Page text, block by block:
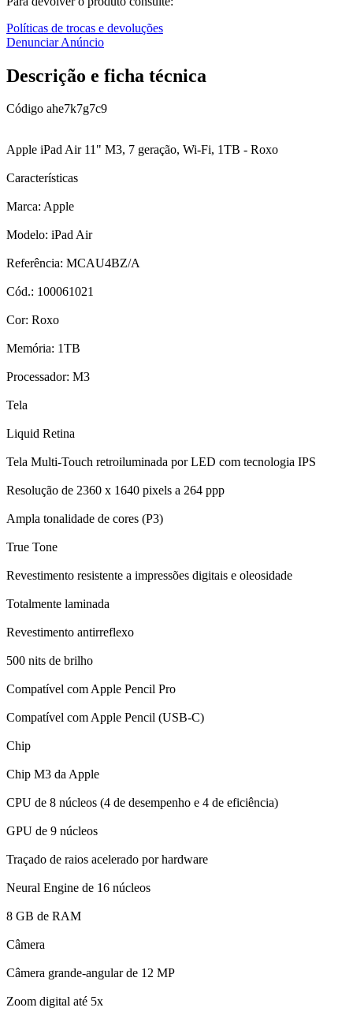
Políticas de trocas e devoluções
Denunciar Anúncio
Descrição e ficha técnica
Código ahe7k7g7c9
Apple iPad Air 11" M3, 7 geração, Wi-Fi, 1TB - Roxo
Características
Marca: Apple
Modelo: iPad Air
Referência: MCAU4BZ/A
Cód.: 100061021
Cor: Roxo
Memória: 1TB
Processador: M3
Tela
Liquid Retina
Tela Multi-Touch retroiluminada por LED com tecnologia IPS
Resolução de 2360 x 1640 pixels a 264 ppp
Ampla tonalidade de cores (P3)
True Tone
Revestimento resistente a impressões digitais e oleosidade
Totalmente laminada
Revestimento antirreflexo
500 nits de brilho
Compatível com Apple Pencil Pro
Compatível com Apple Pencil (USB-C)
Chip
Chip M3 da Apple
CPU de 8 núcleos (4 de desempenho e 4 de eficiência)
GPU de 9 núcleos
Traçado de raios acelerado por hardware
Neural Engine de 16 núcleos
8 GB de RAM
Câmera
Câmera grande-angular de 12 MP
Zoom digital até 5x